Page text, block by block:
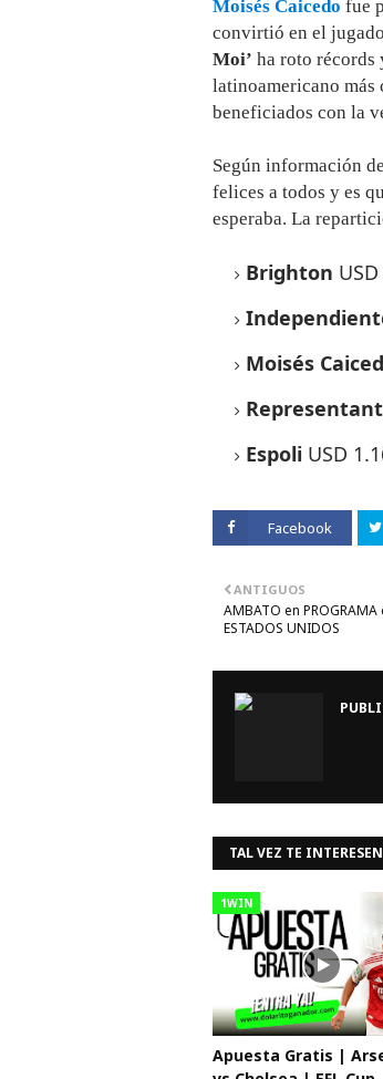
Moisés Caicedo fue
convirtió en el
Moi’ ha roto récords
latinoamericano más
beneficiados con la
Según información de
felices a todos y es
esperaba. La
Brighton
Moisés
Espoli USD
Facebook
ANTIGUOS
AMBATO en PROGRAMA
ESTADOS UNIDOS
TAL VEZ TE
1WIN
Apuesta Gratis |